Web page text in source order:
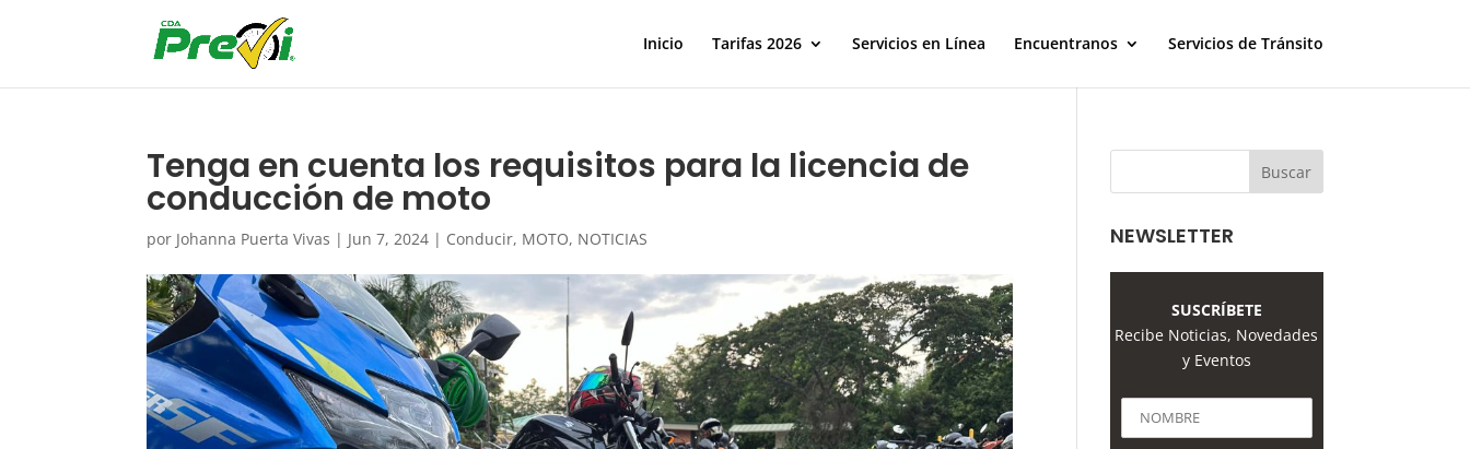
Inicio Tarifas 2026 Servicios en Línea Encuentranos Servicios de Tránsito
Tenga en cuenta los requisitos para la licencia de
conducción de moto
por Johanna Puerta Vivas | Jun 7, 2024 | Conducir, MOTO, NOTICIAS NEWSLETTER
SUSCRÍBETE
Recibe Noticias, Novedades
y Eventos